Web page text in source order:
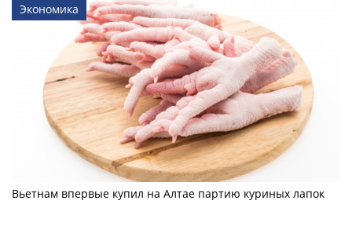
Экономика
Вьетнам впервые купил на Алтае партию куриных лапок